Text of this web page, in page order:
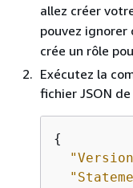
allez créer
pouvez
crée un rôle
Exécutez la
fichier JSON
{